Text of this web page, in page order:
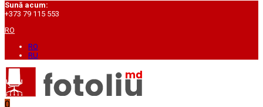
Sună acum:
+373 79 115 553
RO
RO
RU
0